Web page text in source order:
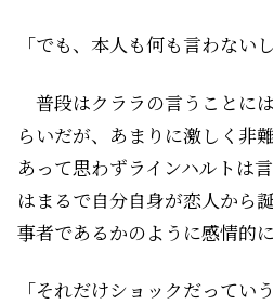
「でも、本人も何も言わないし
普段はクララの言うことに
らいだが、あまりに激しく非
あって思わずラインハルトは
はまるで自分自身が恋人から
事者であるかのように感情的に
「それだけショックだってい